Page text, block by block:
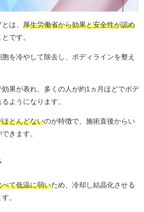
は、 厚生労働省から効果と安全性が認め
です。
を冷やして除去し、ボディラインを整え
果が表れ、多くの人が約1ヵ月ほどでボデ
ようになります。
とんどないのが特徴で、施術直後からい
きます。
て低温に弱いため、冷却し結晶化させる
。